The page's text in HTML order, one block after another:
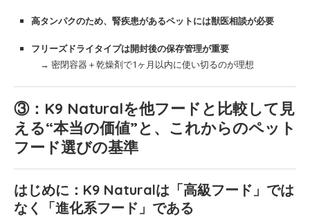
高タンパクのため、腎疾患があるペットには獣医相談が必要
フリーズドライタイプは開封後の保存管理が重要
→ 密閉容器＋乾燥剤で1ヶ月以内に使い切るのが理想
③：K9 Naturalを他フードと比較して見
える“本当の価値”と、これからのペット
フード選びの基準
はじめに：K9 Naturalは「高級フード」では
なく「進化系フード」である